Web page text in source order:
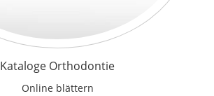
Kataloge Orthodontie
Online blättern